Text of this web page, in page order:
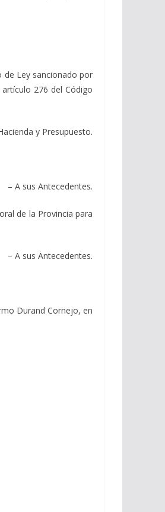
Ley sancionado por
276 del Código
y Presupuesto.
– A sus Antecedentes.
de la Provincia para
– A sus Antecedentes.
Durand Cornejo, en